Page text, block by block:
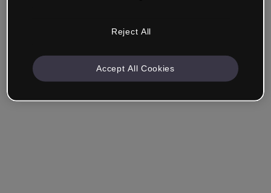
Trabajo en una escuela o universidad.
Empresa & Profesionales
Reject All
Accept All Cookies